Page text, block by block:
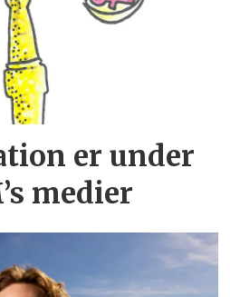
er under
medier